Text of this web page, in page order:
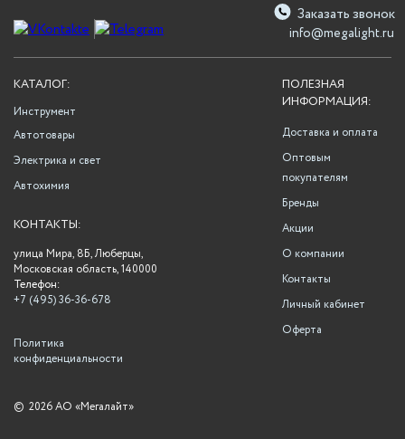
info@megalight.ru
Заказать звонок
ПОЛЕЗНАЯ
ИНФОРМАЦИЯ:
Доставка и оплата
Оптовым
покупателям
Бренды
Акции
О компании
Контакты
Личный кабинет
Оферта
КАТАЛОГ:
Инструмент
Автотовары
Электрика и свет
Автохимия
КОНТАКТЫ:
улица Мира, 8Б, Люберцы,
Московская область, 140000
Телефон:
+7 (495) 36-36-678
Политика
конфиденциальности
© 2026 АО «Мегалайт»